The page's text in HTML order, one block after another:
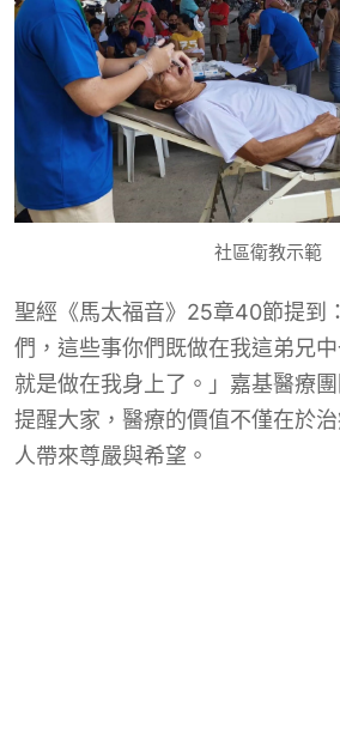
社區衛教示範
聖經《馬太福音》25章40節提到
們，這些事你們既做在我這弟兄
就是做在我身上了。」嘉基醫療
提醒大家，醫療的價值不僅在於
人帶來尊嚴與希望。